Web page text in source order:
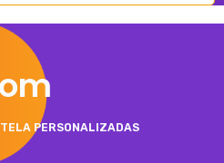
PERSONALIZADAS